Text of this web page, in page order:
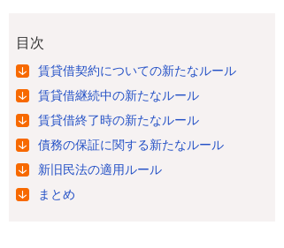
目次
賃貸借契約についての新たなルール
賃貸借継続中の新たなルール
賃貸借終了時の新たなルール
債務の保証に関する新たなルール
新旧民法の適用ルール
まとめ